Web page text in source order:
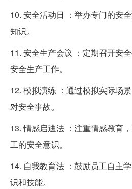
10. 安全活动日 ：举办专门的安
知识。
11. 安全生产会议 ：定期召开安
安全生产工作。
12. 模拟演练 ：通过模拟实际场
对安全事故。
13. 情感启迪法 ：注重情感教育
工的安全意识。
14. 自我教育法 ：鼓励员工自主
识和技能。